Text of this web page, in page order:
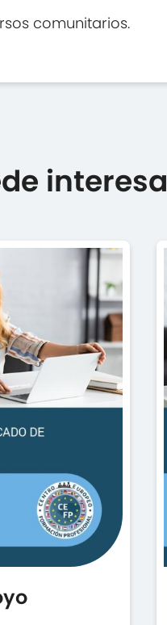
comunitarios.